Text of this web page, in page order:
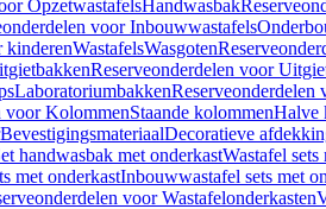
OpzetwastafelsHandwasbak
voor Inbouwwastafels
kinderenWastafelsWasgoten
Reserveonderdelen voor
LaboratoriumbakkenReserveonderdelen
voor KolommenStaande kolommenHalve
BevestigingsmateriaalDecoratieve
handwasbak met onderkastWastafel sets
met onderkastInbouwwastafel sets met
voor Wastafelonderkasten